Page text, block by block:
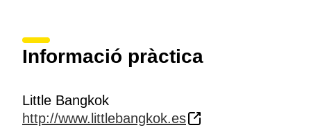
Informació pràctica
Little Bangkok
http://www.littlebangkok.es